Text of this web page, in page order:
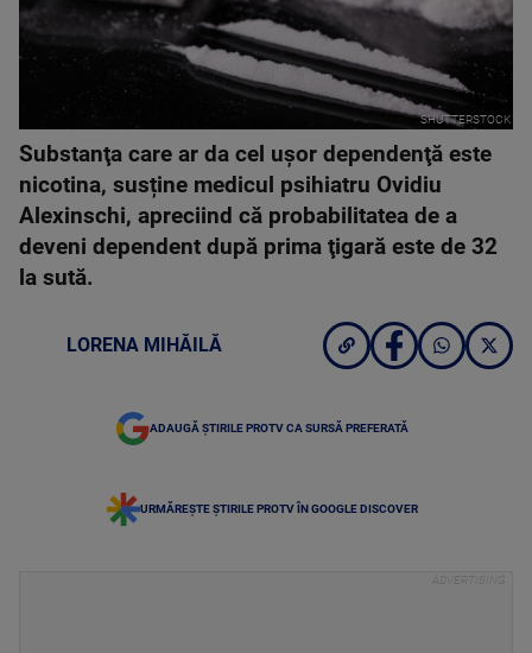
SHUTTERSTOCK
Substanţa care ar da cel uşor dependenţă este
nicotina, susține medicul psihiatru Ovidiu
Alexinschi, apreciind că probabilitatea de a
deveni dependent după prima ţigară este de 32
la sută.
LORENA MIHĂILĂ
ADAUGĂ ȘTIRILE PROTV CA SURSĂ PREFERATĂ
URMĂREȘTE ȘTIRILE PROTV ÎN GOOGLE DISCOVER